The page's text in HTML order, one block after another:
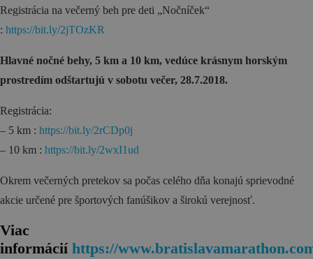
nevedeli (a ako ju zažiť úplne inak!)
Riders Park Donovaly
Novinky a podujatia
Novinky
Kalendár podujatí
Blog
OOCR
Registrácia na večerný beh pre deti „Nočníček“
: https://bit.ly/2jTOzKR
Hlavné nočné behy, 5 km a 10 km, vedúce krásnym horským
prostredím odštartujú v sobotu večer, 28.7.2018.
Registrácia:
– 5 km : https://bit.ly/2rCDp0j
– 10 km : https://bit.ly/2wxI1ud
Okrem večerných pretekov sa počas celého dňa konajú sprievodné
akcie určené pre športových fanúšikov a širokú verejnosť.
Viac
informáciíhttps://